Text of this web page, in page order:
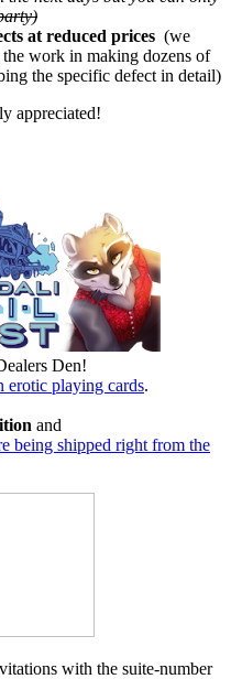
at reduced prices (we
work in making dozens of
the specific defect in detail)
appreciated!
Den!
erotic playing cards.
and
being shipped right from the
with the suite-number